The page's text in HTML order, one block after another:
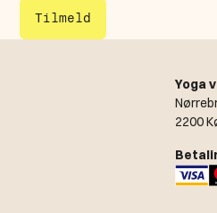
Tilmeld
Yoga
2200